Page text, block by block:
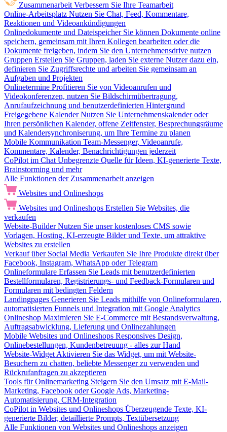
Zusammenarbeit Verbessern Sie Ihre Teamarbeit
Online-Arbeitsplatz Nutzen Sie Chat, Feed, Kommentare,
Reaktionen und Videoankündigungen
Onlinedokumente und Dateispeicher Sie können Dokumente online
speichern, gemeinsam mit Ihren Kollegen bearbeiten oder die
Dokumente freigeben, indem Sie den Unternehmensdrive nutzen
Gruppen Erstellen Sie Gruppen, laden Sie externe Nutzer dazu ein,
definieren Sie Zugriffsrechte und arbeiten Sie gemeinsam an
Aufgaben und Projekten
Onlinetermine Profitieren Sie von Videoanrufen und
Videokonferenzen, nutzen Sie Bildschirmübertragung,
Anrufaufzeichnung und benutzerdefinierten Hintergrund
Freigegebene Kalender Nutzen Sie Unternehmenskalender oder
Ihren persönlichen Kalender, offene Zeitfenster, Besprechungsräume
und Kalendersynchroniserung, um Ihre Termine zu planen
Mobile Kommunikation Team-Messenger, Videoanrufe,
Kommentare, Kalender, Benachrichtigungen jederzeit
CoPilot im Chat Unbegrenzte Quelle für Ideen, KI-generierte Texte,
Brainstorming und mehr
Alle Funktionen der Zusammenarbeit anzeigen
Websites und Onlineshops
Websites und Onlineshops Erstellen Sie Websites, die
verkaufen
Website-Builder Nutzen Sie unser kostenloses CMS sowie
Vorlagen, Hosting, KI-erzeugte Bilder und Texte, um attraktive
Websites zu erstellen
Verkauf über Social Media Verkaufen Sie Ihre Produkte direkt über
Facebook, Instagram, WhatsApp oder Telegram
Onlineformulare Erfassen Sie Leads mit benutzerdefinierten
Bestellformularen, Registrierungs- und Feedback-Formularen und
Formularen mit bedingten Feldern
Landingpages Generieren Sie Leads mithilfe von Onlineformularen,
automatisierten Funnels und Integration mit Google Analytics
Onlineshop Maximieren Sie E-Commerce mit Bestandsverwaltung,
Auftragsabwicklung, Lieferung und Onlinezahlungen
Mobile Websites und Onlineshops Responsives Design,
Onlinebestellungen, Kundenbetreuung - alles zur Hand
Website-Widget Aktivieren Sie das Widget, um mit Website-
Besuchern zu chatten, beliebte Messenger zu verwenden und
Rückrufanfragen zu akzeptieren
Tools für Onlinemarketing Steigern Sie den Umsatz mit E-Mail-
Marketing, Facebook oder Google Ads, Marketing-
Automatisierung, CRM-Integration
CoPilot in Websites und Onlineshops Überzeugende Texte, KI-
generierte Bilder, detaillierte Prompts, Textübersetzung
Alle Funktionen von Websites und Onlineshops anzeigen